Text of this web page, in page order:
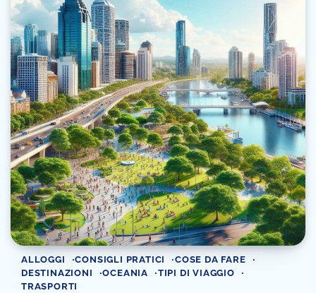
ALLOGGI CONSIGLI PRATICI
COSE DA FARE
DESTINAZIONI
OCEANIA
TIPI DI VIAGGIO
TRASPORTI